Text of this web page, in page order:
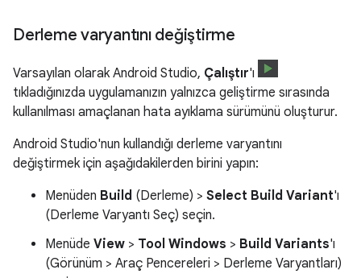
Derleme varyantını değiştirme
Varsayılan olarak Android Studio, Çalıştır'ı
tıkladığınızda uygulamanızın yalnızca geliştirme sırasında
kullanılması amaçlanan hata ayıklama sürümünü oluşturur.
Android Studio'nun kullandığı derleme varyantını
değiştirmek için aşağıdakilerden birini yapın:
Menüden Build (Derleme) > Select Build Variant'ı
(Derleme Varyantı Seç) seçin.
Menüde View > Tool Windows > Build Variants'ı
(Görünüm > Araç Pencereleri > Derleme Varyantları)